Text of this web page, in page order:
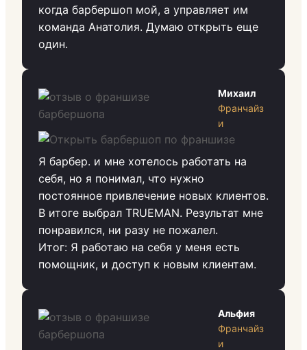
когда барбершоп мой, а управляет им
команда Анатолия. Думаю открыть еще
один.
Михаил
Франчайз
и
Я барбер. и мне хотелось работать на
себя, но я понимал, что нужно
постоянное привлечение новых клиентов.
В итоге выбрал TRUEMAN. Результат мне
понравился, ни разу не пожалел.
Итог: Я работаю на себя у меня есть
помощник, и доступ к новым клиентам.
Альфия
Франчайз
и